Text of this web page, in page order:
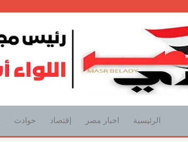
الرئيسية اخبار مصر إقتصاد حوادث